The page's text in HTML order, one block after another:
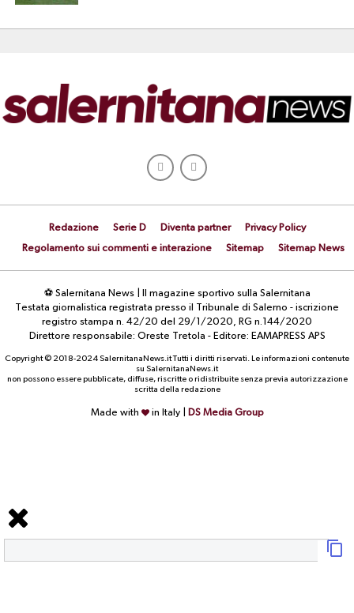
Redazione Serie D Diventa partner
Privacy Policy
Regolamento sui commenti e interazione
Sitemap Sitemap News
⚽ Salernitana News | Il magazine sportivo sulla Salernitana
Testata giornalistica registrata presso il Tribunale di Salerno - iscrizione
registro stampa n. 42/20 del 29/1/2020, RG n.144/2020
Direttore responsabile: Oreste Tretola - Editore: EAMAPRESS APS
Copyright © 2018-2024 SalernitanaNews.it Tutti i diritti riservati. Le informazioni contenute
su SalernitanaNews.it
non possono essere pubblicate, diffuse, riscritte o ridistribuite senza previa autorizzazione
scritta della redazione
Made with in Italy | DS Media Group